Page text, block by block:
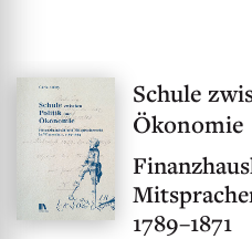
Schule
Ökonomie
1789–1871